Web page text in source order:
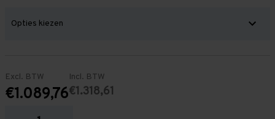
Excl. BTW
€1.089,76
Incl. BTW
€1.318,61